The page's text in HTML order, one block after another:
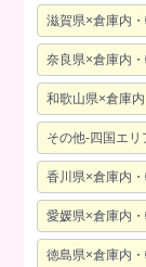
滋賀県×倉庫内
奈良県×倉庫内
和歌山県×倉庫
その他-四国エ
香川県×倉庫内
愛媛県×倉庫内
徳島県×倉庫内